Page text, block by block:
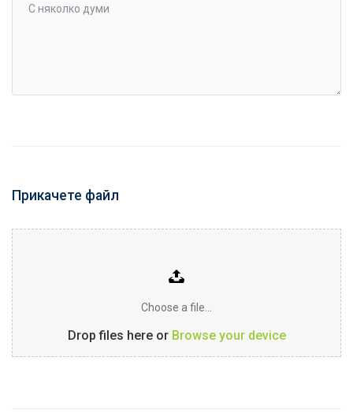
Прикачете файл
Choose a file…
Drop files here or Browse your device